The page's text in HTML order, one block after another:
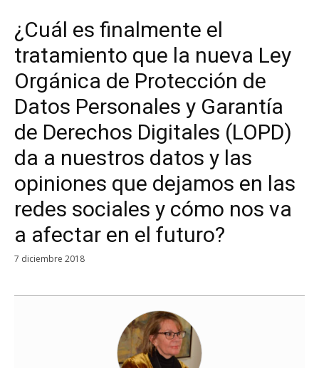
¿Cuál es finalmente el
tratamiento que la nueva Ley
Orgánica de Protección de
Datos Personales y Garantía
de Derechos Digitales (LOPD)
da a nuestros datos y las
opiniones que dejamos en las
redes sociales y cómo nos va
a afectar en el futuro?
7 diciembre 2018